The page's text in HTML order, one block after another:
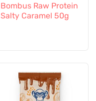
Bombus Raw Protein
Salty Caramel 50g